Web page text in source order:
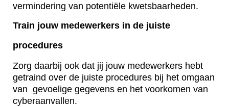
vermindering van potentiële kwetsbaarheden.
Train jouw medewerkers in de juiste
procedures
Zorg daarbij ook dat jij jouw medewerkers hebt
getraind over de juiste procedures bij het omgaan
van gevoelige gegevens en het voorkomen van
cyberaanvallen.